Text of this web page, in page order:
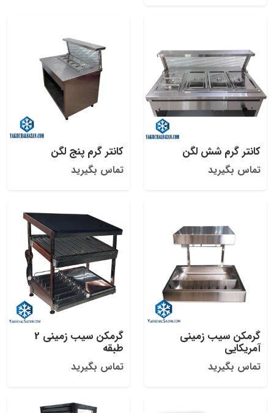
کانتر گرم شش لگن
تماس بگیرید
کانتر گرم پنج لگن
تماس بگیرید
گرمکن سیب زمینی
آمریکایی
تماس بگیرید
گرمکن سیب زمینی 2
طبقه
تماس بگیرید